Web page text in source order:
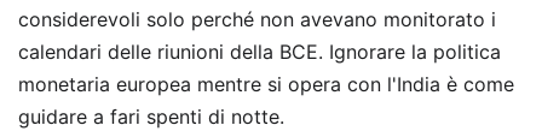
considerevoli solo perché non avevano monitorato i
calendari delle riunioni della BCE. Ignorare la politica
monetaria europea mentre si opera con l'India è come
guidare a fari spenti di notte.